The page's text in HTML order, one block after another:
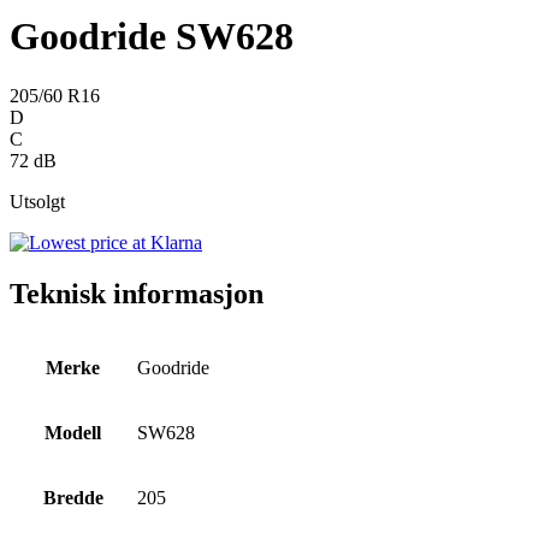
Goodride SW628
205/60 R16
D
C
72 dB
Utsolgt
Teknisk informasjon
Merke Goodride
Modell SW628
Bredde 205